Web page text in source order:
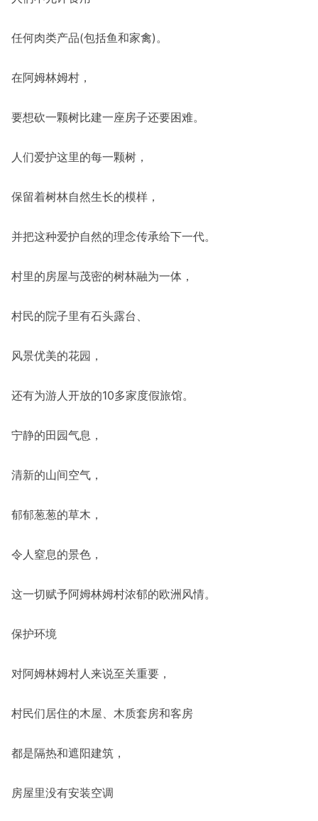
任何肉类产品(包括鱼和家禽)。
在阿姆林姆村，
要想砍一颗树比建一座房子还要困难。
人们爱护这里的每一颗树，
保留着树林自然生长的模样，
并把这种爱护自然的理念传承给下一代。
村里的房屋与茂密的树林融为一体，
村民的院子里有石头露台、
风景优美的花园，
还有为游人开放的10多家度假旅馆。
宁静的田园气息，
清新的山间空气，
郁郁葱葱的草木，
令人窒息的景色，
这一切赋予阿姆林姆村浓郁的欧洲风情。
保护环境
对阿姆林姆村人来说至关重要，
村民们居住的木屋、木质套房和客房
都是隔热和遮阳建筑，
房屋里没有安装空调